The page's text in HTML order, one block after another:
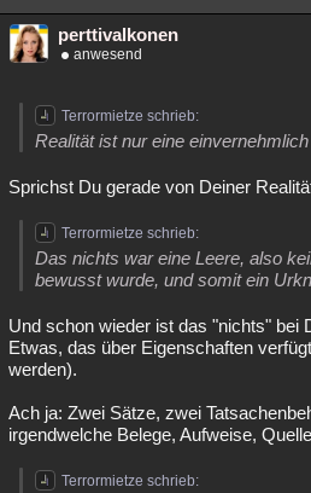
perttivalkonen
anwesend
Terrormietze schrieb:
Realität ist nur eine
Sprichst Du gerade von Deiner
Terrormietze schrieb:
Das nichts war eine Leere, also
bewusst wurde, und somit ein
Und schon wieder ist das "nichts" bei
Etwas, das über Eigenschaften
werden).
Ach ja: Zwei Sätze, zwei
irgendwelche Belege, Aufweise,
Terrormietze schrieb: